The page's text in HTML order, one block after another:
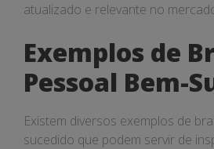
atualizado e relevante no
Exemplos de
Pessoal Bem-
Existem diversos exemplos de
sucedido que podem servir de